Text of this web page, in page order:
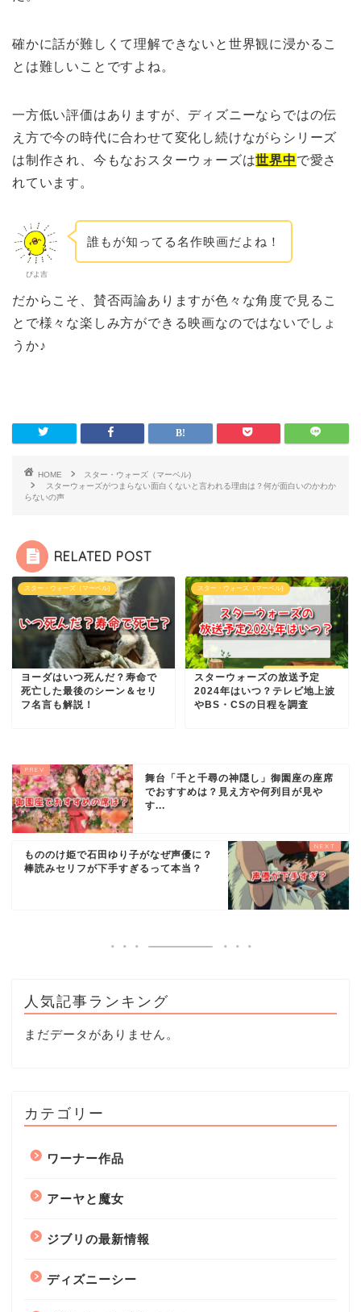
確かに話が難しくて理解できないと世界観に浸かるこ
とは難しいことですよね。
一方低い評価はありますが、ディズニーならではの伝
え方で今の時代に合わせて変化し続けながらシリーズ
は制作され、今もなおスターウォーズは世界中で愛さ
れています。
ぴよ吉
誰もが知ってる名作映画だよね！
だからこそ、賛否両論ありますが色々な角度で見るこ
とで様々な楽しみ方ができる映画なのではないでしょ
うか♪
HOME
スター・ウォーズ（マーベル)
スターウォーズがつまらない面白くないと言われる理由は？何が面白いのかわか
らないの声
RELATED POST
スター・ウォーズ（マーベル)
ヨーダはいつ死んだ？寿命で
死亡した最後のシーン＆セリ
フ名言も解説！
スター・ウォーズ（マーベル)
スターウォーズの放送予定
2024年はいつ？テレビ地上波
やBS・CSの日程を調査
舞台「千と千尋の神隠し」御園座の座席
でおすすめは？見え方や何列目が見や
す...
もののけ姫で石田ゆり子がなぜ声優に？
棒読みセリフが下手すぎるって本当？
人気記事ランキング
まだデータがありません。
カテゴリー
ワーナー作品
アーヤと魔女
ジブリの最新情報
ディズニーシー